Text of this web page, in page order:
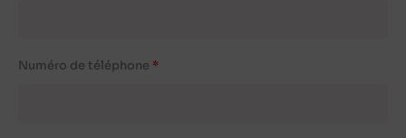
Numéro de téléphone